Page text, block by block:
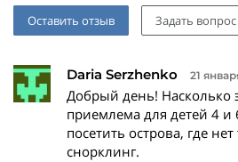
Оставить отзыв Задать вопрос
Daria Serzhenko 21
Добрый день! Насколько
приемлема для детей 4 и
посетить острова, где
снорклинг.